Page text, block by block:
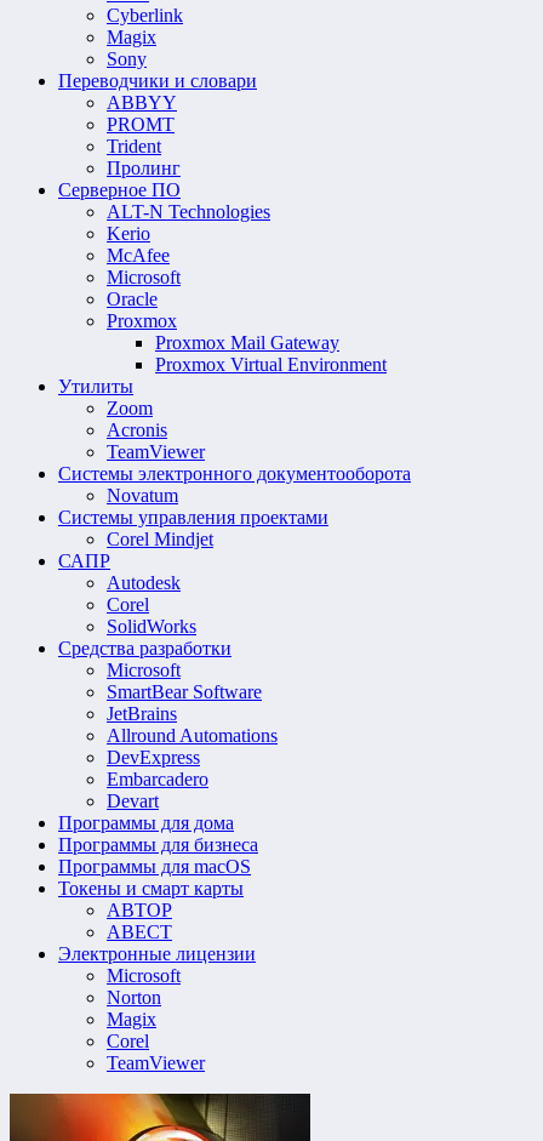
Cyberlink
Magix
Sony
Переводчики и словари
ABBYY
PROMT
Trident
Пролинг
Серверное ПО
ALT-N Technologies
Kerio
McAfee
Microsoft
Oracle
Proxmox
Proxmox Mail Gateway
Proxmox Virtual Environment
Утилиты
Zoom
Acronis
TeamViewer
Системы электронного документооборота
Novatum
Системы управления проектами
Corel Mindjet
САПР
Autodesk
Corel
SolidWorks
Средства разработки
Microsoft
SmartBear Software
JetBrains
Allround Automations
DevExpress
Embarcadero
Devart
Программы для дома
Программы для бизнеса
Программы для macOS
Токены и смарт карты
АВТОР
АВЕСТ
Электронные лицензии
Microsoft
Norton
Magix
Corel
TeamViewer